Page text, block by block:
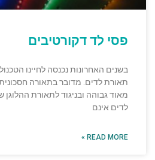
פסי לד דקורטיבים
בשנים האחרונות נכנסה לחיינו
תאורת לדים. מדובר בתאורה
מאוד גבוהה ובניגוד לתאורת
לדים אינם
READ MORE »